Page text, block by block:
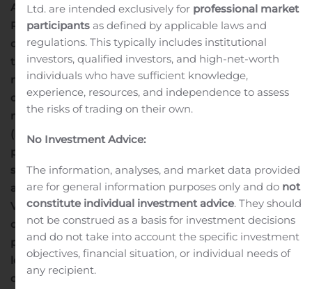
Alliance, attraverso la società veicolo Italia T1
RoncoloCapacità complessiva degli impianti oggetto
del closing pari a 4,8 MWIncasso netto della seconda
tranche per TerniEnergia pari a Euro 2,7 milioni circa (al
netto del conto Escrow, pari a Euro 1 milione, e delle
quote di minoranza della JV, pari a Euro 1,3
milioni) Controvalore complessivo dell’operazione
(Enterprise Value) pari a Euro 15 milioni circa
prezzo di acquisto, pari a Euro 1 milione, verrà versato
su un conto Escrow a titolo di garanzia degli
adempimenti e delle obbligazioni di indennizzo del
VenditoreLa transazione prevede l’assunzione da parte
dell’acquirente di debiti finanziari legati agli impianti
per Euro 10 milioni circa, dei quali Euro 4 milioni circa
legati alla JVL’operazione è stata realizzata nell’ambito
del Piano di Risanamento e Rilancio del Gruppo
Ltd. are intended exclusively for professional market
participants as defined by applicable laws and
regulations. This typically includes institutional
investors, qualified investors, and high-net-worth
individuals who have sufficient knowledge,
experience, resources, and independence to assess
the risks of trading on their own.
No Investment Advice:
The information, analyses, and market data provided
are for general information purposes only and do not
constitute individual investment advice. They should
not be construed as a basis for investment decisions
and do not take into account the specific investment
objectives, financial situation, or individual needs of
any recipient.